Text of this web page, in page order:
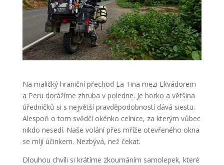
Na maličký hraniční přechod La Tina mezi Ekvádorem
a Peru dorážíme zhruba v poledne. Je horko a většina
úředníčků si s největší pravděpodobností dává siestu.
Alespoň o tom svědčí okénko celnice, za kterým vůbec
nikdo nesedí. Naše volání přes mříže otevřeného okna
se míjí účinkem. Nezbývá, než čekat.
Dlouhou chvíli si krátíme zkoumáním samolepek, které